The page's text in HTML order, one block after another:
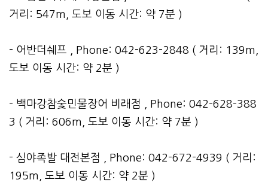
거리: 547m, 도보 이동 시간: 약 7분 )
- 어반더쉐프 , Phone: 042-623-2848 ( 거리: 139m,
도보 이동 시간: 약 2분 )
- 백마강참숯민물장어 비래점 , Phone: 042-628-388
3 ( 거리: 606m, 도보 이동 시간: 약 7분 )
- 심야족발 대전본점 , Phone: 042-672-4939 ( 거리:
195m, 도보 이동 시간: 약 2분 )